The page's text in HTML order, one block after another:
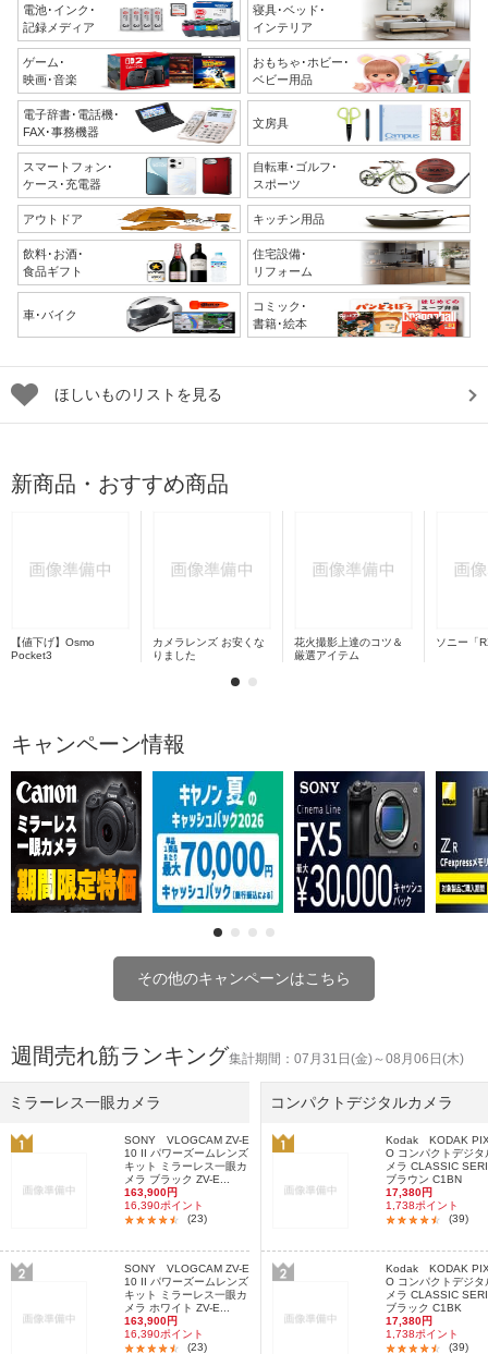
電池･インク･
記録メディア
寝具･ベッド･
インテリア
ゲーム･
映画･音楽
おもちゃ･ホビー･
ベビー用品
電子辞書･電話機･
FAX･事務機器
文房具
スマートフォン･
ケース･充電器
自転車･ゴルフ･
スポーツ
アウトドア キッチン用品
飲料･お酒･
食品ギフト
住宅設備･
リフォーム
車･バイク
コミック･
書籍･絵本
ほしいものリストを見る
新商品・おすすめ商品
【値下げ】Osmo
Pocket3
カメラレンズ お安くな
りました
花火撮影上達のコツ＆
厳選アイテム
ソニー「
キャンペーン情報
その他のキャンペーンはこちら
週間売れ筋ランキング集計期間：07月31日(金)～08月06日(木)
ミラーレス一眼カメラ
SONY VLOGCAM ZV-E
10 II パワーズームレンズ
キット ミラーレス一眼カ
メラ ブラック ZV-E...
163,900円
16,390ポイント
(23)
SONY VLOGCAM ZV-E
10 II パワーズームレンズ
キット ミラーレス一眼カ
メラ ホワイト ZV-E...
163,900円
16,390ポイント
(23)
コンパクトデジタルカメラ
Kodak KODAK
O コンパクトデジタ
メラ CLASSIC
ブラウン C1BN
17,380円
1,738ポイント
(39)
Kodak KODAK
O コンパクトデジタ
メラ CLASSIC
ブラック C1BK
17,380円
1,738ポイント
(39)